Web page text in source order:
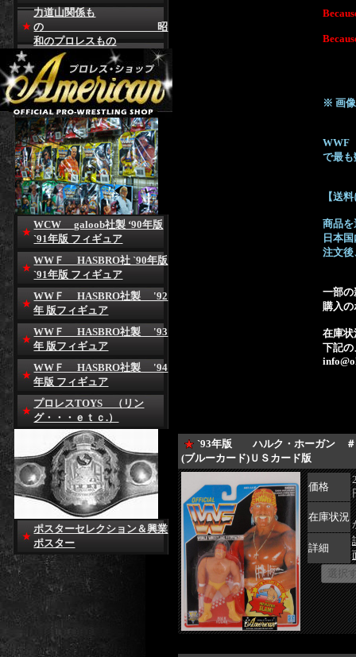
力道山関係も
の 昭
和のプロレスもの
WCW galoob社製 ‘90年版
`91年版 フィギュア
WWＦ HASBRO社 `90年版
`91年版 フィギュア
WWＦ HASBRO社製 '92
年 版フィギュア
WWＦ HASBRO社製 '93
年 版フィギュア
WWＦ HASBRO社製 '94
年版 フィギュア
プロレスTOYS （リン
グ・・・ｅｔｃ.）
ポスターセレクション＆興業
ポスター
※ 画
WWF
で最
【送
商品
日本
注文
一部
購入
在庫
下記
`93年版 ハルク・ホーガ
(ブルーカード)ＵＳカード版
価格
在庫状況
詳細